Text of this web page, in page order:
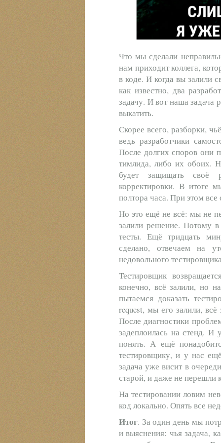
Что мы сделали
нам приходит коллега,
в коде. И когда вы залили
как известно, два
задачу. И вот наша задача
выкатить.
Скорее всего, разборки,
ведь разработчики
После долгих споров они
тимлида, либо их обоих.
будет защищать своё
корректировки. В итоге
полтора часа. При этом
Но это ещё не всё: мы не
залили решение. Потому
тесты. Ещё тридцать
сделано, отвечаем на
недовольного
Тестировщик
конечно, всё залили, но
пытаемся доказать
request, мы его залили,
После диагностики
задеплоилась на стенд. И
понять. А ещё
тестировщику, и у нас
задача уже висит в
старой, и даже не перешли
На тестировании ловим
код локально. Опять все
Итог. За один день мы
и выяснения: чья задача,